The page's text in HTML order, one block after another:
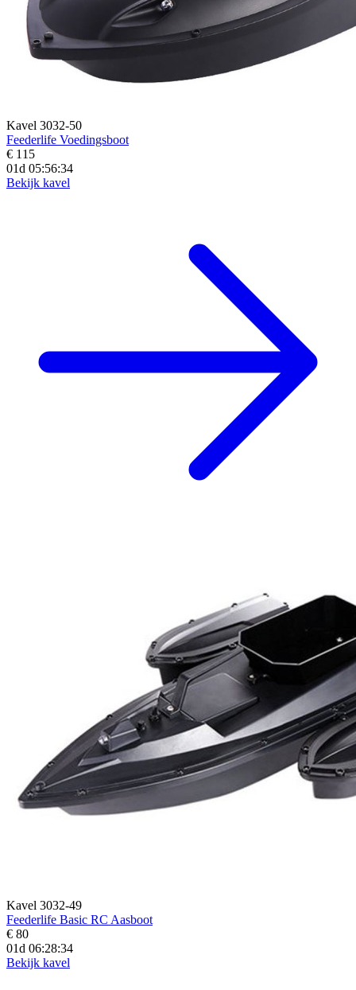
Kavel 3032-50
Feederlife Voedingsboot
€ 115
01d 05:56:33
Bekijk kavel
Kavel 3032-49
Feederlife Basic RC Aasboot
€ 80
01d 06:28:33
Bekijk kavel